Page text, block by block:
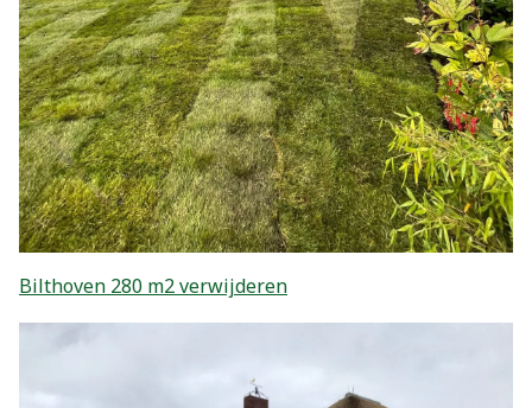
Bilthoven 280 m2 verwijderen